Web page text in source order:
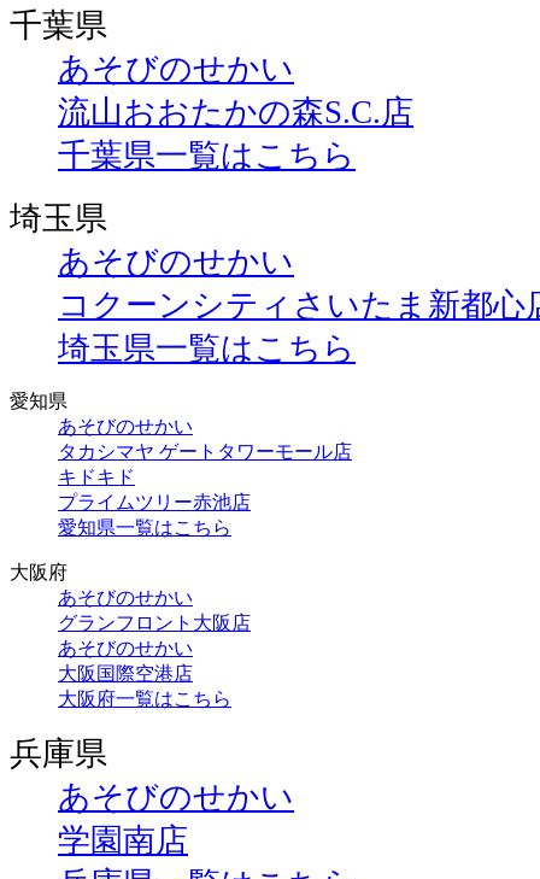
千葉県
あそびのせかい
流山おおたかの森S.C.店
千葉県一覧はこちら
埼玉県
あそびのせかい
コクーンシティさいたま新都心
埼玉県一覧はこちら
愛知県
あそびのせかい
タカシマヤ ゲートタワーモール店
キドキド
プライムツリー赤池店
愛知県一覧はこちら
大阪府
あそびのせかい
グランフロント大阪店
あそびのせかい
大阪国際空港店
大阪府一覧はこちら
兵庫県
あそびのせかい
学園南店